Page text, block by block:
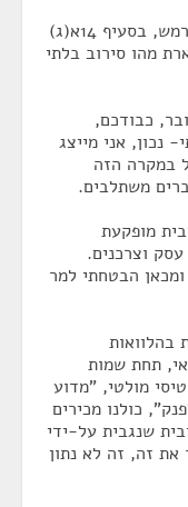
אני סבור שההצעה של חבר הכנסת שי חרמש, בסעיף 14א(ג)
מהו סירוב בלתי
כבודכם,
נכון, אני מייצג
במקרה הזה
משתלבים.
מופקעת
וצרכנים.
הבטחתי למר
בהלוואות
תחת שמות
מולטי, "מדוע
כולנו מכירים
ב-200% עד 300% מהריבית שנגבית על-ידי
את זה, זה לא נתון